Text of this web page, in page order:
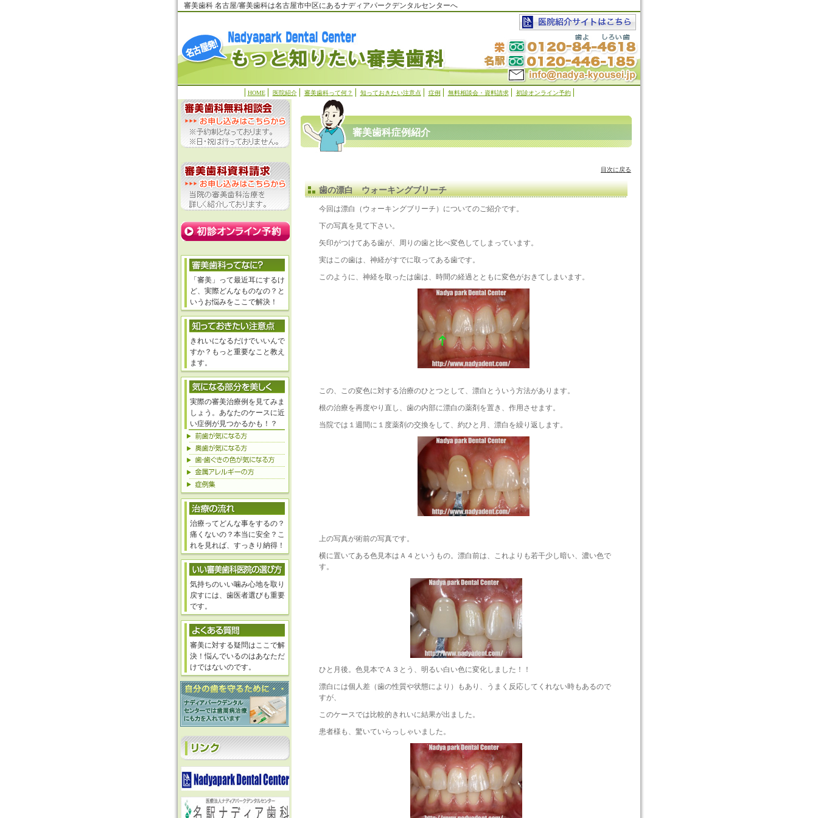
審美歯科 名古屋/審美歯科は名古屋市中区にあるナディアパークデンタルセンターへ
HOME 医院紹介 審美歯科って何？ 知っておきたい注意点 症例 無料相談会・資料請求 初診オンライン予約
審美歯科症例紹介
目次に戻る
歯の漂白 ウォーキングブリーチ
今回は漂白（ウォーキングブリーチ）についてのご紹介です。
下の写真を見て下さい。
矢印がつけてある歯が、周りの歯と比べ変色してしまっています。
実はこの歯は、神経がすでに取ってある歯です。
このように、神経を取ったは歯は、時間の経過とともに変色がおきてしまいます。
この、この変色に対する治療のひとつとして、漂白とういう方法があります。
根の治療を再度やり直し、歯の内部に漂白の薬剤を置き、作用させます。
当院では１週間に１度薬剤の交換をして、約ひと月、漂白を繰り返します。
上の写真が術前の写真です。
横に置いてある色見本はＡ４というもの。漂白前は、これよりも若干少し暗い、濃い色で
す。
ひと月後。色見本でＡ３とう、明るい白い色に変化しました！！
漂白には個人差（歯の性質や状態により）もあり、うまく反応してくれない時もあるので
すが、
このケースでは比較的きれいに結果が出ました。
患者様も、驚いていらっしゃいました。
「審美」って最近耳にするけ
ど、実際どんなものなの？と
いうお悩みをここで解決！
きれいになるだけでいいんで
すか？もっと重要なこと教え
ます。
実際の審美治療例を見てみま
しょう。あなたのケースに近
い症例が見つかるかも！？
治療ってどんな事をするの？
痛くないの？本当に安全？こ
れを見れば、すっきり納得！
気持ちのいい噛み心地を取り
戻すには、歯医者選びも重要
です。
審美に対する疑問はここで解
決！悩んでいるのはあなただ
けではないのです。